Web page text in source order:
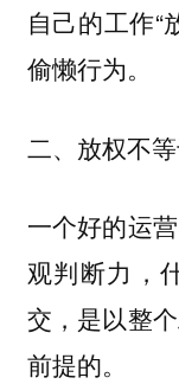
自己的工作“
偷懒行为。
二、放权不
一个好的运
观判断力，
交，是以整
前提的。